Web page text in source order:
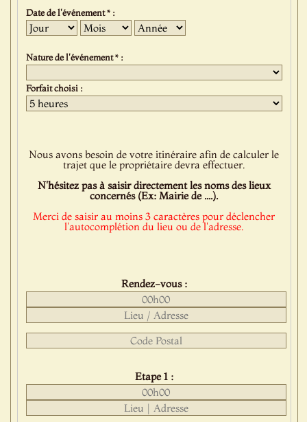
Date de l'événement * :
Jour Mois Année
Nature de l'événement * :
Forfait choisi :
Nous avons besoin de votre itinéraire afin de calculer le
trajet que le propriétaire devra effectuer.
N'hésitez pas à saisir directement les noms des lieux
concernés (Ex: Mairie de ....).
Merci de saisir au moins 3 caractères pour déclencher
l'autocomplétion du lieu ou de l'adresse.
Rendez-vous :
Etape 1 :